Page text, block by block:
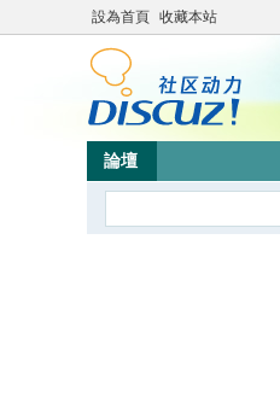
設為首頁 收藏本站
論壇